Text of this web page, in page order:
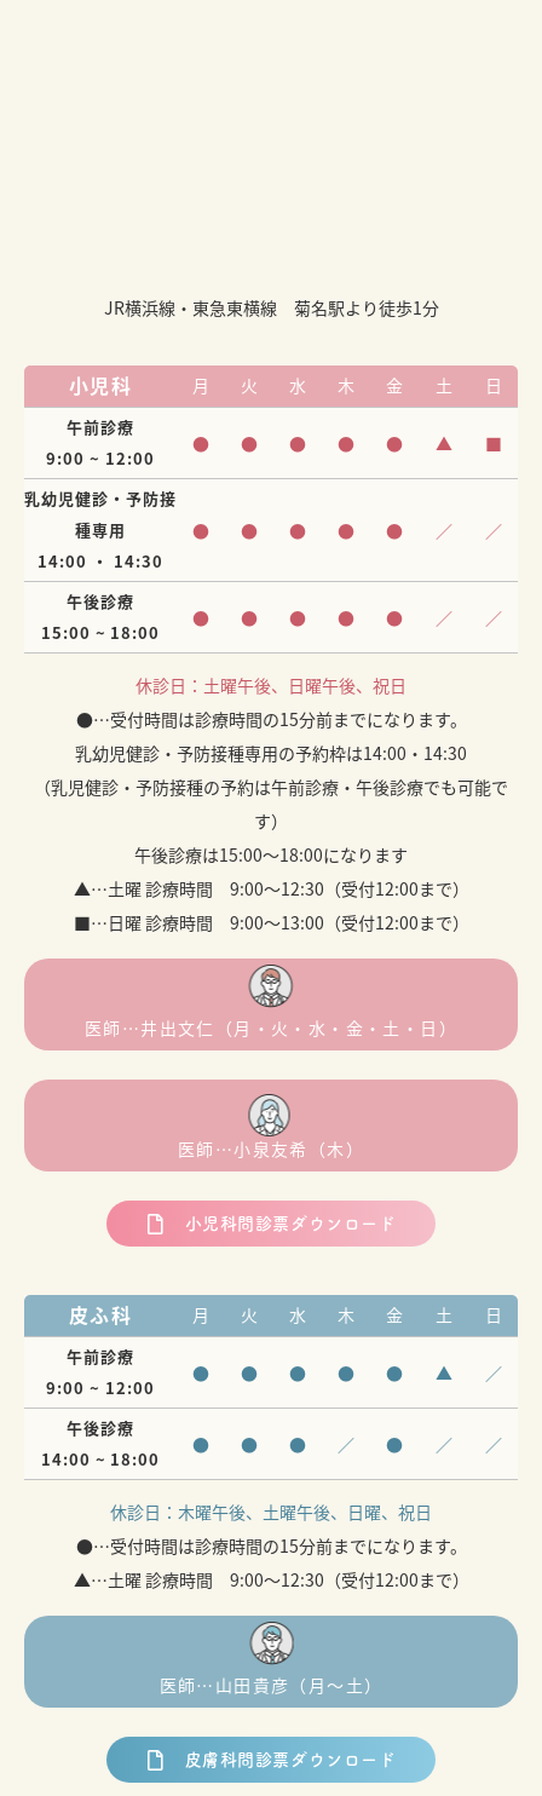
JR横浜線・東急東横線 菊名駅より徒歩1分
小児科 月 火 水 木 金 土 日
午前診療
9:00 ~ 12:00
● ● ● ● ● ▲ ■
乳幼児健診・予防接
種専用
14:00 ・ 14:30
● ● ● ● ● ／ ／
午後診療
15:00 ~ 18:00
● ● ● ● ● ／ ／
休診日：土曜午後、日曜午後、祝日
●…受付時間は診療時間の15分前までになります。
乳幼児健診・予防接種専用の予約枠は14:00・14:30
（乳児健診・予防接種の予約は午前診療・午後診療でも可能で
す）
午後診療は15:00～18:00になります
▲…土曜 診療時間 9:00～12:30（受付12:00まで）
■…日曜 診療時間 9:00～13:00（受付12:00まで）
医師…井出文仁（月・火・水・金・土・日）
医師…小泉友希（木）
小児科問診票ダウンロード
皮ふ科 月 火 水 木 金 土 日
午前診療
9:00 ~ 12:00
● ● ● ● ● ▲ ／
午後診療
14:00 ~ 18:00
● ● ● ／ ● ／ ／
休診日： 木曜午後、土曜午後、日曜、祝日
●…受付時間は診療時間の15分前までになります。
▲…土曜 診療時間 9:00～12:30（受付12:00まで）
医師…山田貴彦（月〜土）
皮膚科問診票ダウンロード